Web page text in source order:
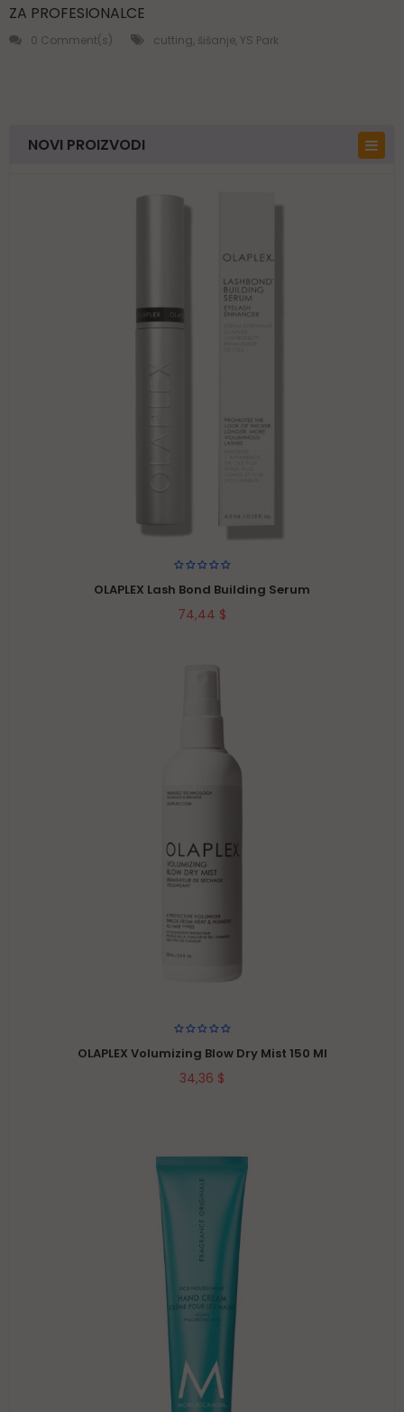
ZA PROFESIONALCE
0 Comment(s) cutting šišanje YS Park
NOVI PROIZVODI
OLAPLEX Lash Bond Building Serum
74,44 $
OLAPLEX Volumizing Blow Dry Mist 150 Ml
34,36 $